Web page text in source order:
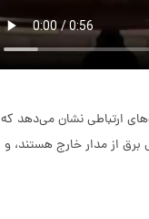
ارتباطی نشان می‌دهد که
ارتباطی به دلیل قطعی برق از مدار خارج هستند، و